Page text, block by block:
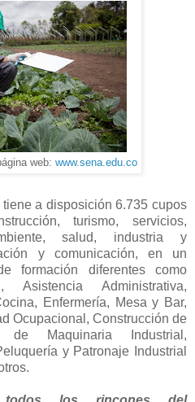
web: www.sena.edu.co
a disposición 6.735 cupos
turismo, servicios,
salud, industria y
y comunicación, en un
formación diferentes como
Asistencia Administrativa,
Enfermería, Mesa y Bar,
Ocupacional, Construcción de
de Maquinaria Industrial,
y Patronaje Industrial